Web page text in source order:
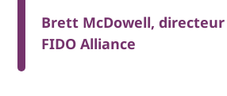
Brett McDowell,
FIDO Alliance